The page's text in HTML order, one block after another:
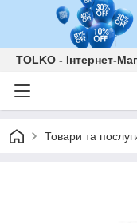
TOLKO - Інтернет-
Товари та